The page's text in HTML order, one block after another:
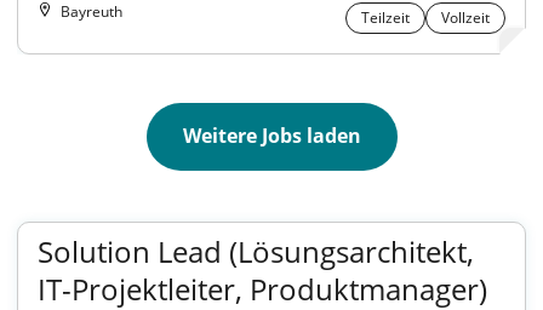
Bayreuth Teilzeit Vollzeit
Weitere Jobs laden
Solution Lead (Lösungsarchitekt,
IT-Projektleiter, Produktmanager)